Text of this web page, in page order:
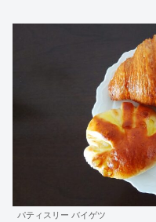
パティスリー バイゲツ